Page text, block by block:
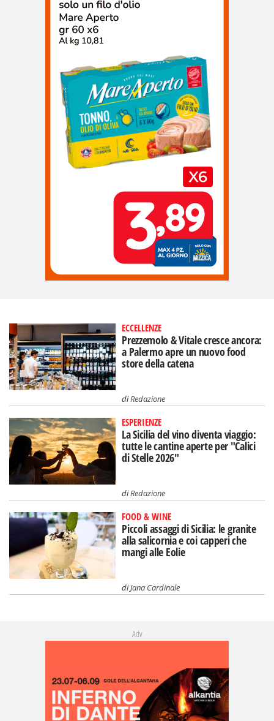
ECCELLENZE
Prezzemolo & Vitale cresce ancora:
a Palermo apre un nuovo food
store della catena
diRedazione
ESPERIENZE
La Sicilia del vino diventa viaggio:
tutte le cantine aperte per "Calici
di Stelle 2026"
diRedazione
FOOD & WINE
Piccoli assaggi di Sicilia: le granite
alla salicornia e coi capperi che
mangi alle Eolie
diJana Cardinale
Adv